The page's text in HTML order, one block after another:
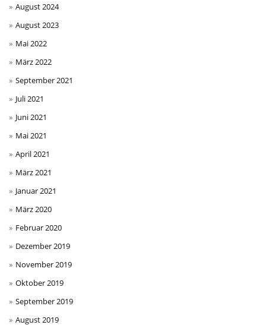
August 2024
August 2023
Mai 2022
März 2022
September 2021
Juli 2021
Juni 2021
Mai 2021
April 2021
März 2021
Januar 2021
März 2020
Februar 2020
Dezember 2019
November 2019
Oktober 2019
September 2019
August 2019